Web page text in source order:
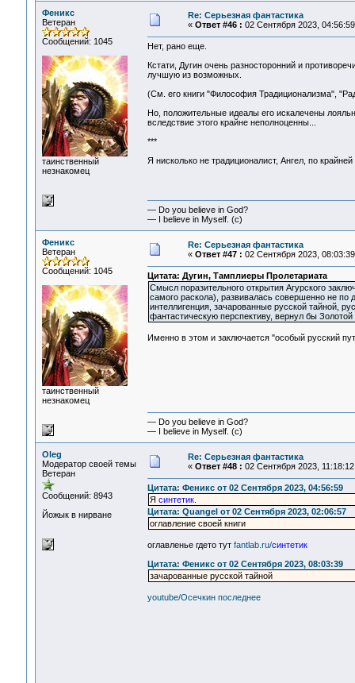
Феникс
Ветеран
Сообщений: 1045
таинственный
незнакомец
Re: Серьезная фантастика
« Ответ #46 : 02 Сентября 2023,
Нет, рано еще.
Кстати, Дугин очень разносторонний и
лучшую из возможных.
(См. его книги "Философия Традиционализма",
Но, положительные идеалы его искалечены
вследствие этого крайне неполноценны...
***
Я нисколько не традиционалист, Ангел, по
— Do you believe in God?
— I believe in Myself. (c)
Феникс
Ветеран
Сообщений: 1045
таинственный
незнакомец
Re: Серьезная фантастика
« Ответ #47 : 02 Сентября 2023,
Цитата: Дугин, Тамплиеры Пролетариата
Смысл поразительного открытия Агурского
самого раскола), развивалась совершенно не по
интеллигенция, зачарованные русской тайной,
фантастическую перспективу, вернул бы
Именно в этом и заключается "особый русский
— Do you believe in God?
— I believe in Myself. (c)
Oleg
Модератор своей темы
Ветеран
Сообщений: 8943
Йожык в нирване
Re: Серьезная фантастика
« Ответ #48 : 02 Сентября 2023,
Цитата: Феникс от 02 Сентября 2023, 04:56:59
Я синтетик.
Цитата: Quangel от 02 Сентября 2023, 02:06:57
оглавление своей книги
оглавленье гдето тут fantlab.ru/синтетик
Цитата: Феникс от 02 Сентября 2023, 08:03:39
зачарованные русской тайной
youtube/Осечкин последнее